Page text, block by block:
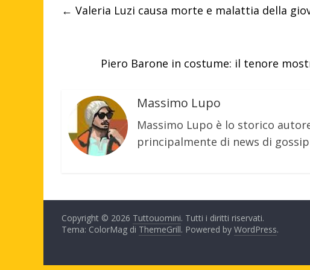
← Valeria Luzi causa morte e malattia della
Piero Barone in costume: il tenore
Massimo Lupo
Massimo Lupo è lo storico
principalmente di news di
Copyright © 2026 Tuttouomini. Tutti i diritti riservati.
Tema: ColorMag di ThemeGrill. Powered by WordPress.